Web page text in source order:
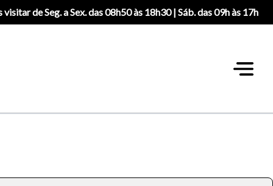
visitar de Seg. a Sex. das 08h50 às 18h30 | Sáb. das 09h às 17h